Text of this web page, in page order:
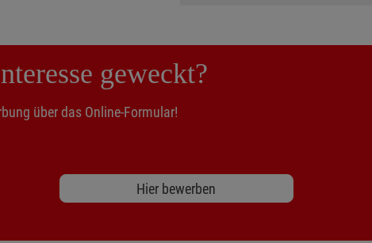
geweckt?
über das Online-Formular!
Hier bewerben